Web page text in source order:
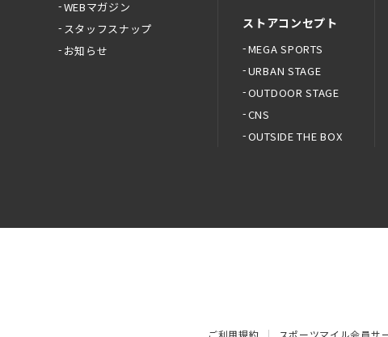
WEBマガジン
スタッフスナップ
お知らせ
ストアコンセプト
MEGA SPORTS
URBAN STAGE
OUTDOOR STAGE
CNS
OUTSIDE THE BOX
ご利用規約 スポーツマイル会員サ